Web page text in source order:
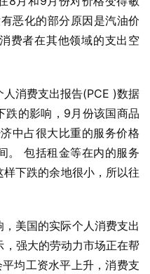
恶化的部分原因是汽油价
费者在其他领域的支出空
消费支出报告(PCE )数据
跌的影响，9月份该国商品
中占很大比重的服务价格
。 包括租金等在内的服务
下跌的余地很小，所以往
美国的实际个人消费支出
强大的劳动力市场正在帮
均工资水平上升，消费支